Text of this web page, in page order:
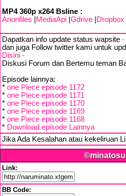
MP4 360p x264 Bsline :
Anonfiles
MediaApi Gdrive Dropbox
Dapatkan info update status wapsite -
dan juga Follow twitter kami untuk
Disini -
Diskusi Forum dan Bertemu teman
Episode lainnya:
* one Piece episode 1172
* one Piece episode 1171
* one Piece episode 1170
* one Piece episode 1169
* one Piece episode 1168
* Download episode Lainnya
Jika Ada Kesalahan atau kekeliruan
Link:
BB Code: